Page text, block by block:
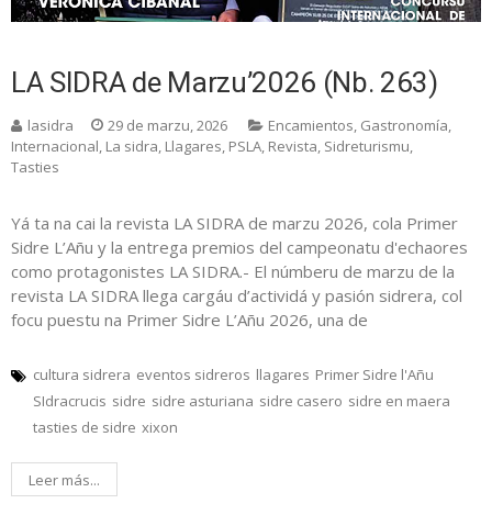
LA SIDRA de Marzu’2026 (Nb. 263)
lasidra 29 de marzu, 2026 Encamientos, Gastronomía,
Internacional, La sidra, Llagares, PSLA, Revista, Sidreturismu,
Tasties
Yá ta na cai la revista LA SIDRA de marzu 2026, cola Primer
Sidre L’Añu y la entrega premios del campeonatu d'echaores
como protagonistes LA SIDRA.- El númberu de marzu de la
revista LA SIDRA llega cargáu d’actividá y pasión sidrera, col
focu puestu na Primer Sidre L’Añu 2026, una de
cultura sidrera eventos sidreros llagares Primer Sidre l'Añu
SIdracrucis sidre sidre asturiana sidre casero sidre en maera
tasties de sidre xixon
Leer más...